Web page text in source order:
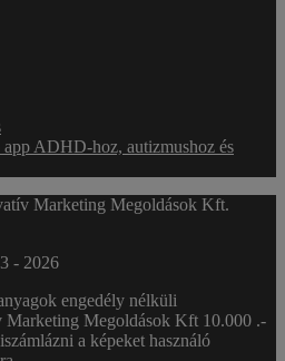
ADHD-hoz, autizmushoz és
Marketing Megoldások Kft.
- 2026
engedély nélküli
Marketing Megoldások Kft 10.000 .-
a képeket használó